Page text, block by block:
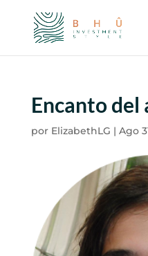
Encanto
por ElizabethLG | Ago